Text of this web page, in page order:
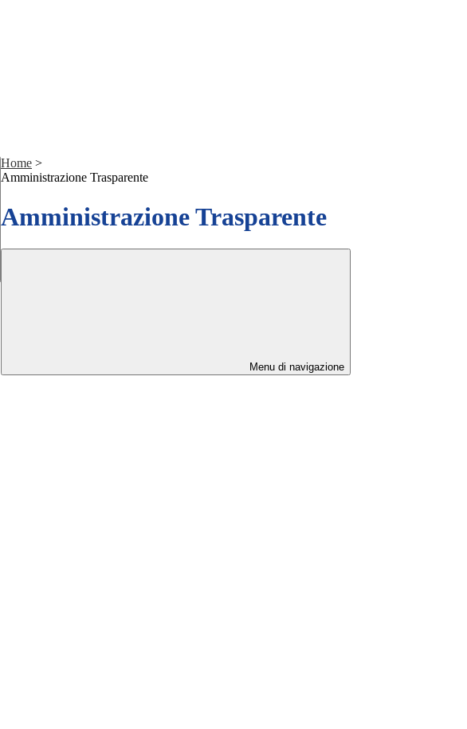
Home >
Amministrazione Trasparente
Amministrazione Trasparente
Menu di navigazione